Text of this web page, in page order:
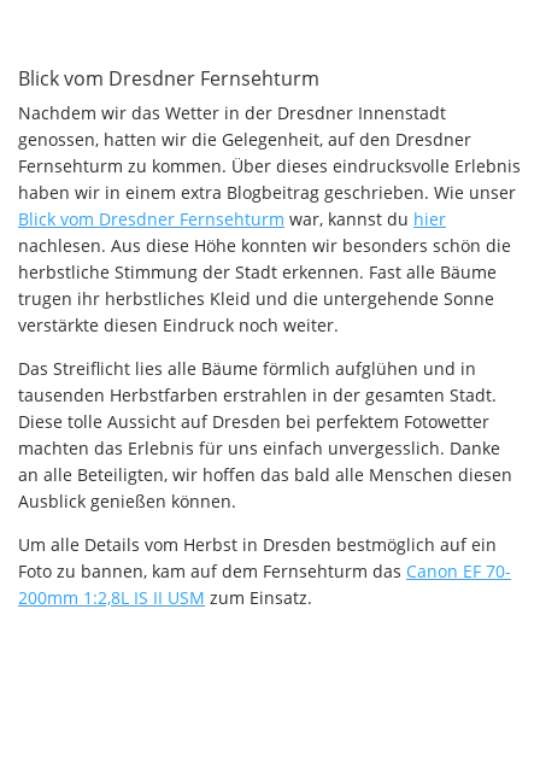
Blick vom Dresdner Fernsehturm
Nachdem wir das Wetter in der Dresdner Innenstadt
genossen, hatten wir die Gelegenheit, auf den Dresdner
Fernsehturm zu kommen. Über dieses eindrucksvolle Erlebnis
haben wir in einem extra Blogbeitrag geschrieben. Wie unser
Blick vom Dresdner Fernsehturm war, kannst du hier
nachlesen. Aus diese Höhe konnten wir besonders schön die
herbstliche Stimmung der Stadt erkennen. Fast alle Bäume
trugen ihr herbstliches Kleid und die untergehende Sonne
verstärkte diesen Eindruck noch weiter.
Das Streiflicht lies alle Bäume förmlich aufglühen und in
tausenden Herbstfarben erstrahlen in der gesamten Stadt.
Diese tolle Aussicht auf Dresden bei perfektem Fotowetter
machten das Erlebnis für uns einfach unvergesslich. Danke
an alle Beteiligten, wir hoffen das bald alle Menschen diesen
Ausblick genießen können.
Um alle Details vom Herbst in Dresden bestmöglich auf ein
Foto zu bannen, kam auf dem Fernsehturm das Canon EF 70-
200mm 1:2,8L IS II USM zum Einsatz.